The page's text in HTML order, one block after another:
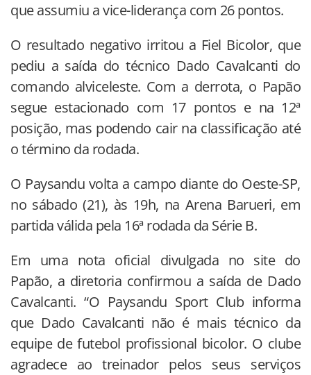
que assumiu a vice-liderança com 26 pontos.
O resultado negativo irritou a Fiel Bicolor, que
pediu a saída do técnico Dado Cavalcanti do
comando alviceleste. Com a derrota, o Papão
segue estacionado com 17 pontos e na 12ª
posição, mas podendo cair na classificação até
o término da rodada.
O Paysandu volta a campo diante do Oeste-SP,
no sábado (21), às 19h, na Arena Barueri, em
partida válida pela 16ª rodada da Série B.
Em uma nota oficial divulgada no site do
Papão, a diretoria confirmou a saída de Dado
Cavalcanti. “O Paysandu Sport Club informa
que Dado Cavalcanti não é mais técnico da
equipe de futebol profissional bicolor. O clube
agradece ao treinador pelos seus serviços